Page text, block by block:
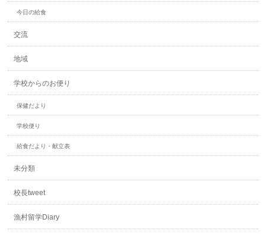
今日の給食
交流
地域
学校からのお便り
保健だより
学校便り
給食だより・献立表
未分類
校長tweet
漁村留学Diary